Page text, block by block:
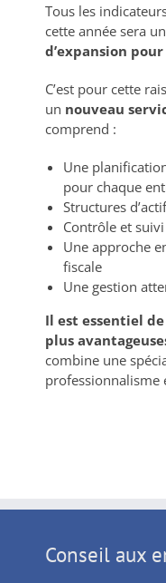
Tous les
cette année sera
d’expansion
C’est pour cette
un nouveau
comprend :
Une
pour chaque
Structures
Contrôle et
Une approche
fiscale
Une gestion
Il est essentiel de
plus
combine une
professionnalisme
Conseil aux